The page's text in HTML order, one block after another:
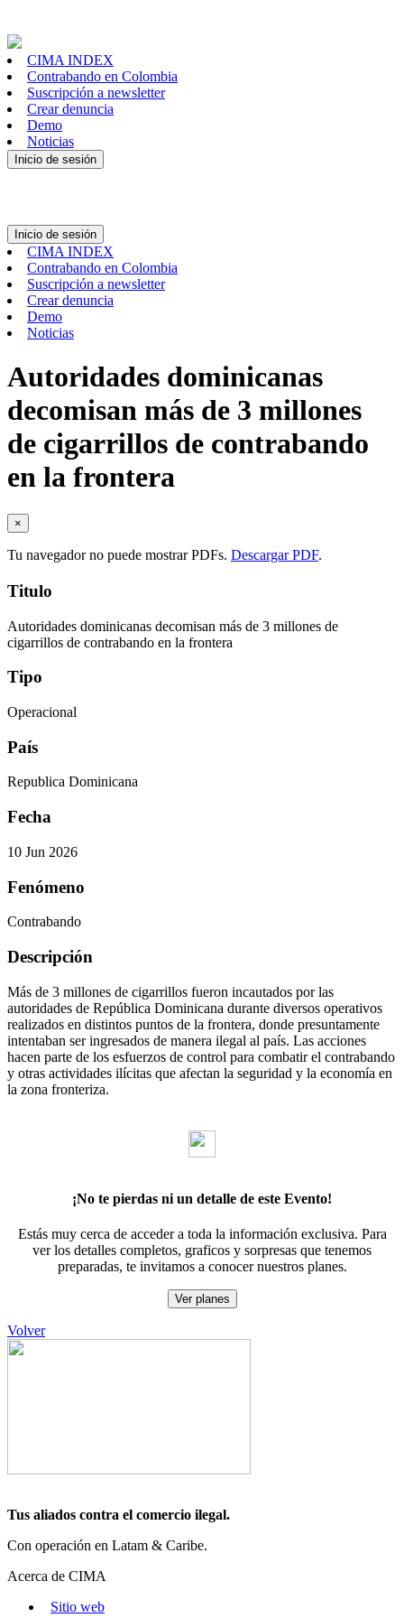
CIMA INDEX
Contrabando en Colombia
Suscripción a newsletter
Crear denuncia
Demo
Noticias
Inicio de sesión
Inicio de sesión
CIMA INDEX
Contrabando en Colombia
Suscripción a newsletter
Crear denuncia
Demo
Noticias
Autoridades dominicanas
decomisan más de 3 millones
de cigarrillos de contrabando
en la frontera
×
Tu navegador no puede mostrar PDFs. Descargar PDF.
Titulo
Autoridades dominicanas decomisan más de 3 millones de
cigarrillos de contrabando en la frontera
Tipo
Operacional
País
Republica Dominicana
Fecha
10 Jun 2026
Fenómeno
Contrabando
Descripción
Más de 3 millones de cigarrillos fueron incautados por las
autoridades de República Dominicana durante diversos operativos
realizados en distintos puntos de la frontera, donde presuntamente
intentaban ser ingresados de manera ilegal al país. Las acciones
hacen parte de los esfuerzos de control para combatir el contrabando
y otras actividades ilícitas que afectan la seguridad y la economía en
la zona fronteriza.
¡No te pierdas ni un detalle de este Evento!
Estás muy cerca de acceder a toda la información exclusiva. Para
ver los detalles completos, graficos y sorpresas que tenemos
preparadas, te invitamos a conocer nuestros planes.
Ver planes
Volver
Tus aliados contra el comercio ilegal.
Con operación en Latam & Caribe.
Acerca de CIMA
Sitio web